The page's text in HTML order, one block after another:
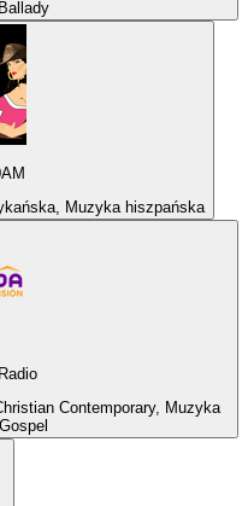
Muzyka hiszpańska
Contemporary, Muzyka